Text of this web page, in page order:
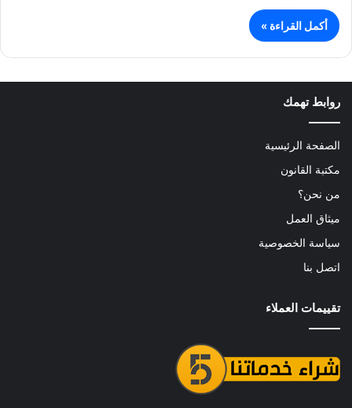
أكمل القراءة »
روابط تهمك
الصفحة الرئيسية
مكتبة القانون
من نحن؟
ميثاق العمل
سياسة الخصوصية
اتصل بنا
تقييمات العملاء